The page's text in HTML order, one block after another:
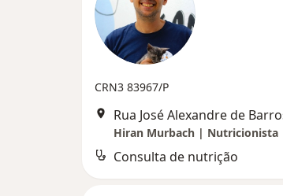
CRN3 83967/P
Hiran Murbach | Nutricionista
Consulta de nutrição